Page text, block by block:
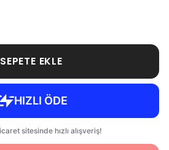
SEPETE EKLE